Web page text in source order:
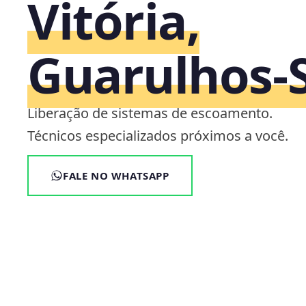
Vitória,
Liberação de sistemas de escoamento.
Técnicos especializados próximos a você.
FALE NO WHATSAPP